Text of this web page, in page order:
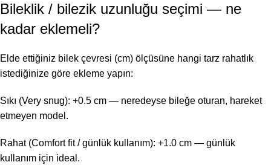
Bileklik / bilezik uzunluğu seçimi — ne
kadar eklemeli?
Elde ettiğiniz bilek çevresi (cm) ölçüsüne hangi tarz rahatlık
istediğinize göre ekleme yapın:
Sıkı (Very snug): +0.5 cm — neredeyse bileğe oturan, hareket
etmeyen model.
Rahat (Comfort fit / günlük kullanım): +1.0 cm — günlük
kullanım için ideal.